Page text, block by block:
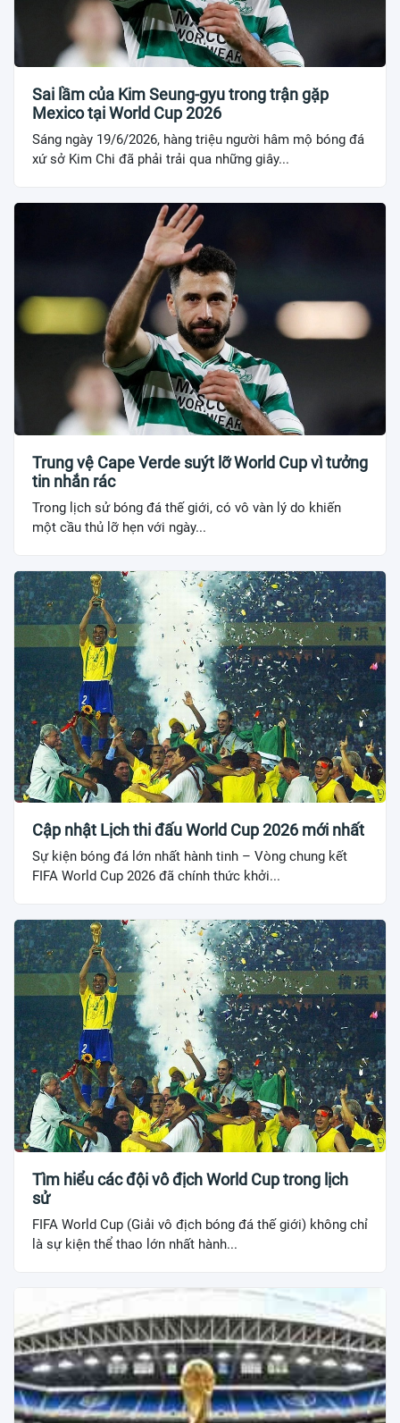
Sai lầm của Kim Seung-gyu trong trận gặp
Mexico tại World Cup 2026
Sáng ngày 19/6/2026, hàng triệu người hâm mộ bóng đá
xứ sở Kim Chi đã phải trải qua những giây...
Trung vệ Cape Verde suýt lỡ World Cup vì tưởng
tin nhắn rác
Trong lịch sử bóng đá thế giới, có vô vàn lý do khiến
một cầu thủ lỡ hẹn với ngày...
Cập nhật Lịch thi đấu World Cup 2026 mới nhất
Sự kiện bóng đá lớn nhất hành tinh – Vòng chung kết
FIFA World Cup 2026 đã chính thức khởi...
Tìm hiểu các đội vô địch World Cup trong lịch
sử
FIFA World Cup (Giải vô địch bóng đá thế giới) không chỉ
là sự kiện thể thao lớn nhất hành...